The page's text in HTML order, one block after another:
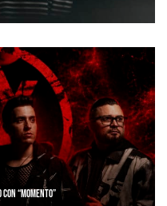
“MOMENTO”